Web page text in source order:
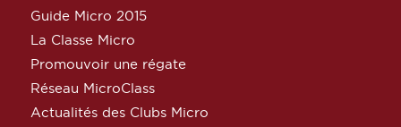
Guide Micro 2015
La Classe Micro
Promouvoir une régate
Réseau MicroClass
Actualités des Clubs Micro